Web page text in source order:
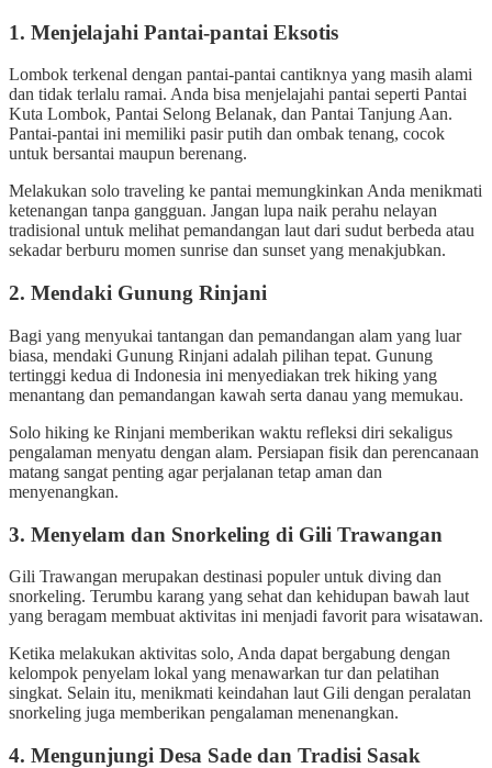
1. Menjelajahi Pantai-pantai Eksotis
Lombok terkenal dengan pantai-pantai cantiknya yang masih alami
dan tidak terlalu ramai. Anda bisa menjelajahi pantai seperti Pantai
Kuta Lombok, Pantai Selong Belanak, dan Pantai Tanjung Aan.
Pantai-pantai ini memiliki pasir putih dan ombak tenang, cocok
untuk bersantai maupun berenang.
Melakukan solo traveling ke pantai memungkinkan Anda menikmati
ketenangan tanpa gangguan. Jangan lupa naik perahu nelayan
tradisional untuk melihat pemandangan laut dari sudut berbeda atau
sekadar berburu momen sunrise dan sunset yang menakjubkan.
2. Mendaki Gunung Rinjani
Bagi yang menyukai tantangan dan pemandangan alam yang luar
biasa, mendaki Gunung Rinjani adalah pilihan tepat. Gunung
tertinggi kedua di Indonesia ini menyediakan trek hiking yang
menantang dan pemandangan kawah serta danau yang memukau.
Solo hiking ke Rinjani memberikan waktu refleksi diri sekaligus
pengalaman menyatu dengan alam. Persiapan fisik dan perencanaan
matang sangat penting agar perjalanan tetap aman dan
menyenangkan.
3. Menyelam dan Snorkeling di Gili Trawangan
Gili Trawangan merupakan destinasi populer untuk diving dan
snorkeling. Terumbu karang yang sehat dan kehidupan bawah laut
yang beragam membuat aktivitas ini menjadi favorit para wisatawan.
Ketika melakukan aktivitas solo, Anda dapat bergabung dengan
kelompok penyelam lokal yang menawarkan tur dan pelatihan
singkat. Selain itu, menikmati keindahan laut Gili dengan peralatan
snorkeling juga memberikan pengalaman menenangkan.
4. Mengunjungi Desa Sade dan Tradisi Sasak